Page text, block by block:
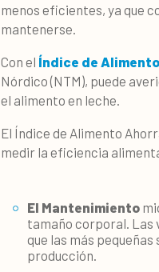
menos eficientes, ya que
mantenerse.
Con el Índice de
Nórdico (NTM), puede
el alimento en leche.
El Índice de Alimento
medir la eficiencia
El Mantenimiento
tamaño corporal. Las
que las más
producción.